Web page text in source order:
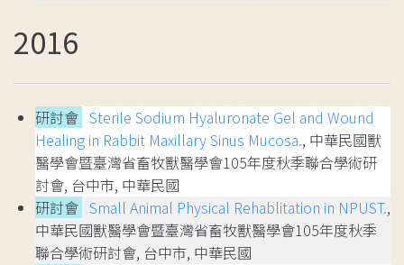
2016
研討會 Sterile Sodium Hyaluronate Gel and Wound
Healing in Rabbit Maxillary Sinus Mucosa., 中華民國獸
醫學會暨臺灣省畜牧獸醫學會105年度秋季聯合學術研
討會, 台中市, 中華民國
研討會 Small Animal Physical Rehablitation in NPUST.,
中華民國獸醫學會暨臺灣省畜牧獸醫學會105年度秋季
聯合學術研討會, 台中市, 中華民國